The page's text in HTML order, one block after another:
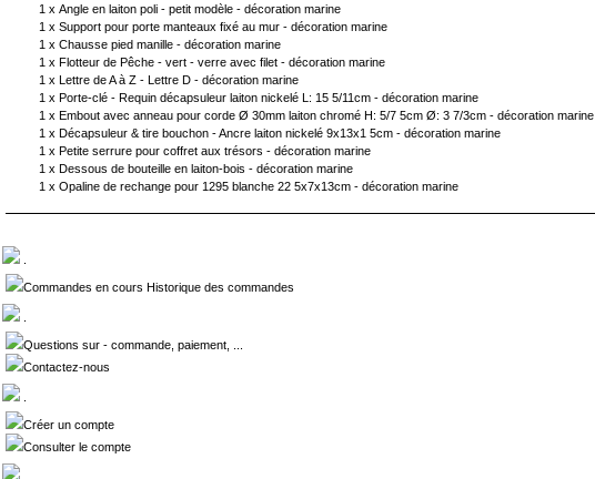
1 x Angle en laiton poli - petit modèle - décoration marine
1 x Support pour porte manteaux fixé au mur - décoration marine
1 x Chausse pied manille - décoration marine
1 x Flotteur de Pêche - vert - verre avec filet - décoration marine
1 x
Lettre de A à Z - Lettre D - décoration marine
1 x Porte-clé - Requin décapsuleur laiton nickelé L: 15 5/11cm - décoration marine
1 x Embout avec anneau pour corde Ø 30mm laiton chromé H: 5/7 5cm Ø: 3 7/3cm - décoration marine
1 x Décapsuleur & tire bouchon - Ancre laiton nickelé 9x13x1 5cm - décoration marine
1 x Petite serrure pour coffret aux trésors - décoration marine
1 x Dessous de bouteille en laiton-bois - décoration marine
1 x Opaline de rechange pour 1295 blanche 22 5x7x13cm - décoration marine
Commandes en cours Historique des commandes
Questions sur - commande, paiement, ...
Contactez-nous
Créer un compte
Consulter le compte